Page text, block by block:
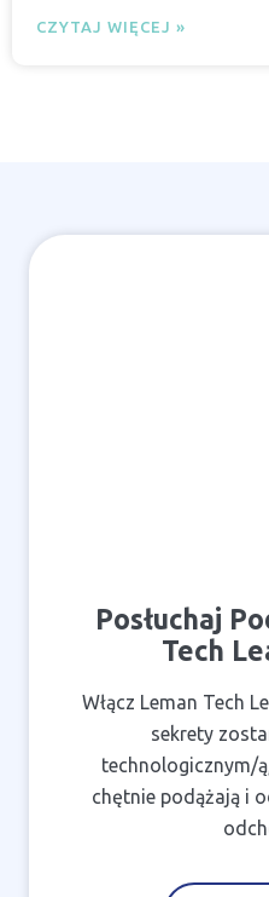
CZYTAJ WIĘCEJ »
Posłuchaj
Tech
Włącz Leman Tech
sekrety
technologicznym/
chętnie podążają i